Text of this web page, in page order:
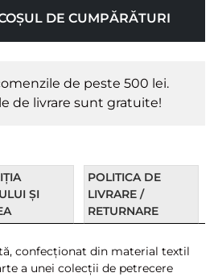
DE CUMPĂRĂTURI
de peste 500 lei.
de livrare sunt gratuite!
ȘI
POLITICA DE
LIVRARE /
RETURNARE
confecționat din material textil
a unei colecții de petrecere